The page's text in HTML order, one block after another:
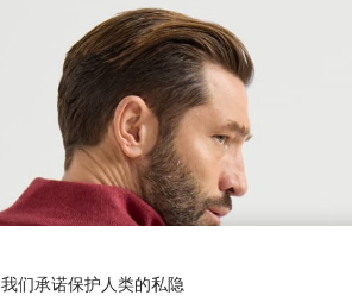
我们承诺保护人类的私隐